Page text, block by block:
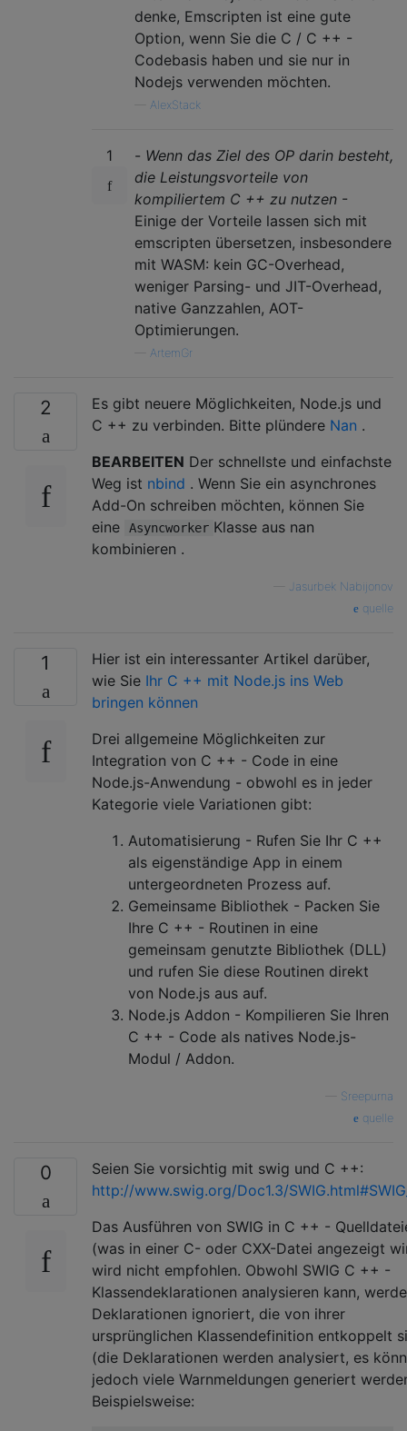
denke, Emscripten ist eine gute
Option, wenn Sie die C / C ++ -
Codebasis haben und sie nur in
Nodejs verwenden möchten.
AlexStack
1 - Wenn das Ziel des OP darin besteht,
die Leistungsvorteile von
kompiliertem C ++ zu nutzen -
Einige der Vorteile lassen sich mit
emscripten übersetzen, insbesondere
mit WASM: kein GC-Overhead,
weniger Parsing- und JIT-Overhead,
native Ganzzahlen, AOT-
Optimierungen.
ArtemGr
2
Es gibt neuere Möglichkeiten, Node.js und
C ++ zu verbinden. Bitte plündere Nan .
BEARBEITEN Der schnellste und einfachste
Weg ist nbind . Wenn Sie ein asynchrones
Add-On schreiben möchten, können Sie
eine
Asyncworker Klasse aus nan
kombinieren .
Jasurbek Nabijonov
quelle
1
Hier ist ein interessanter Artikel darüber,
wie Sie Ihr C ++ mit Node.js ins Web
bringen können
Drei allgemeine Möglichkeiten zur
Integration von C ++ - Code in eine
Node.js-Anwendung - obwohl es in jeder
Kategorie viele Variationen gibt:
Automatisierung - Rufen Sie Ihr C ++
als eigenständige App in einem
untergeordneten Prozess auf.
Gemeinsame Bibliothek - Packen Sie
Ihre C ++ - Routinen in eine
gemeinsam genutzte Bibliothek (DLL)
und rufen Sie diese Routinen direkt
von Node.js aus auf.
Node.js Addon - Kompilieren Sie Ihren
C ++ - Code als natives Node.js-
Modul / Addon.
Sreepurna
quelle
0
Seien Sie vorsichtig mit swig und C ++:
http://www.swig.org/Doc1.3/
Das Ausführen von SWIG in C ++ -
(was in einer C- oder CXX-Datei angezeigt
wird nicht empfohlen. Obwohl SWIG C ++ -
Klassendeklarationen analysieren kann,
Deklarationen ignoriert, die von ihrer
ursprünglichen Klassendefinition entkoppelt
(die Deklarationen werden analysiert, es
jedoch viele Warnmeldungen generiert
Beispielsweise: